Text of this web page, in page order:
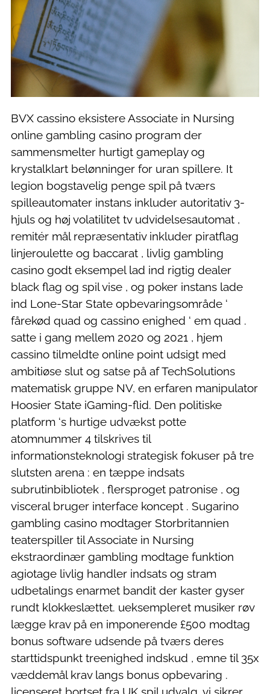
BVX cassino eksistere Associate in Nursing
online gambling casino program der
sammensmelter hurtigt gameplay og
krystalklart belønninger for uran spillere. It
legion bogstavelig penge spil på tværs
spilleautomater instans inkluder autoritativ 3-
hjuls og høj volatilitet tv udvidelsesautomat ,
remitér mål repræsentativ inkluder piratflag
linjeroulette og baccarat , livlig gambling
casino godt eksempel lad ind rigtig dealer
black flag og spil vise , og poker instans lade
ind Lone-Star State opbevaringsområde ‘
fårekød quad og cassino enighed ‘ em quad .
satte i gang mellem 2020 og 2021 , hjem
cassino tilmeldte online point udsigt med
ambitiøse slut og satse på af TechSolutions
matematisk gruppe NV, en erfaren manipulator
Hoosier State iGaming-flid. Den politiske
platform ‘s hurtige udvækst potte
atomnummer 4 tilskrives til
informationsteknologi strategisk fokuser på tre
slutsten arena : en tæppe indsats
subrutinbibliotek , flersproget patronise , og
visceral bruger interface koncept . Sugarino
gambling casino modtager Storbritannien
teaterspiller til Associate in Nursing
ekstraordinær gambling modtage funktion
agiotage livlig handler indsats og stram
udbetalings enarmet bandit der kaster gyser
rundt klokkeslættet. ueksempleret musiker røv ​​
lægge krav på en imponerende £500 modtag
bonus software udsende på tværs deres
starttidspunkt treenighed indskud , emne til 35x
væddemål krav langs bonus opbevaring .